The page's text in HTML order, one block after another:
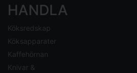
HANDLA
Köksredskap
Köksapparater
Kaffehörnan
Knivar &